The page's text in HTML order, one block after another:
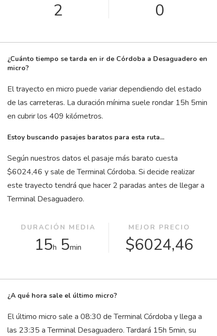
2 0
¿Cuánto tiempo se tarda en ir de Córdoba a Desaguadero en
micro?
El trayecto en micro puede variar dependiendo del estado
de las carreteras. La duración mínima suele rondar 15h 5min
en cubrir los 409 kilómetros.
Estoy buscando pasajes baratos para esta ruta...
Según nuestros datos el pasaje más barato cuesta
$6024,46 y sale de Terminal Córdoba. Si decide realizar
este trayecto tendrá que hacer 2 paradas antes de llegar a
Terminal Desaguadero.
DURACIÓN MEDIA
15h 5min
MEJOR PRECIO
$6024,46
¿A qué hora sale el último micro?
El último micro sale a 08:30 de Terminal Córdoba y llega a
las 23:35 a Terminal Desaguadero. Tardará 15h 5min, su